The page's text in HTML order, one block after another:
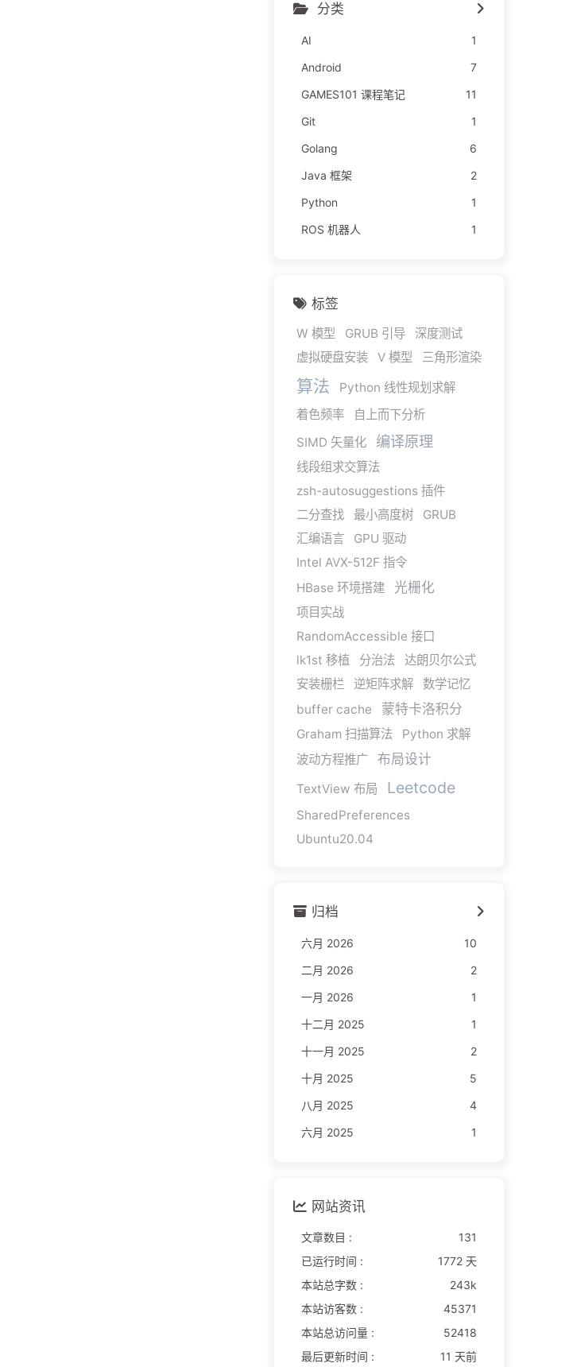
分类
AI
1
Android
7
GAMES101 课程笔记
11
Git
1
Golang
6
Java 框架
2
Python
1
ROS 机器人
1
标签
W 模型 GRUB 引导
深度测试
虚拟硬盘安装
V 模型 三角形渲染
算法
Python 线性规划求解
着色频率
自上而下分析
SIMD 矢量化
编译原理
线段组求交算法
zsh-autosuggestions 插件
二分查找
最小高度树
GRUB
汇编语言
GPU 驱动
Intel AVX-512F 指令
HBase 环境搭建
光栅化
项目实战
RandomAccessible 接口
lk1st 移植
分治法
达朗贝尔公式
安装栅栏
逆矩阵求解
数学记忆
buffer cache
蒙特卡洛积分
Graham 扫描算法
Python 求解
波动方程推广
布局设计
TextView 布局 Leetcode
SharedPreferences
Ubuntu20.04
归档
六月 2026
10
二月 2026
2
一月 2026
1
十二月 2025
1
十一月 2025
2
十月 2025
5
八月 2025
4
六月 2025
1
网站资讯
文章数目 :
131
已运行时间 :
1772 天
本站总字数 :
243k
本站访客数 :
45371
本站总访问量 :
52418
最后更新时间 :
11 天前